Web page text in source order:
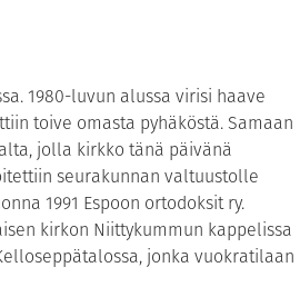
1980-luvun alussa virisi haave
toive omasta pyhäköstä. Samaan
jolla kirkko tänä päivänä
seurakunnan valtuustolle
1991 Espoon ortodoksit ry.
kirkon Niittykummun kappelissa
jonka vuokratilaan